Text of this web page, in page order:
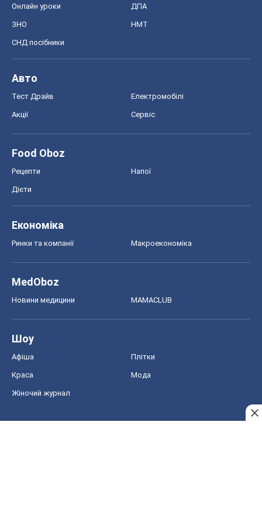
Онлайн уроки ДПА
ЗНО НМТ
СНД посібники
Авто
Тест Драйв Електромобілі
Акції Сервіс
Food Oboz
Рецепти Напої
Дієти
Економіка
Ринки та компанії Макроекономіка
MedOboz
Новини медицини MAMACLUB
Шоу
Афіша Плітки
Краса Мода
Жіночий журнал